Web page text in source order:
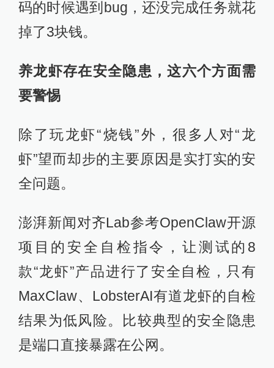
码的时候遇到bug，还没完成任务就花
掉了3块钱。
养龙虾存在安全隐患，这六个方面需
要警惕
除了玩龙虾“烧钱”外，很多人对“龙
虾”望而却步的主要原因是实打实的安
全问题。
澎湃新闻对齐Lab参考OpenClaw开源
项目的安全自检指令，让测试的8
款“龙虾”产品进行了安全自检，只有
MaxClaw、LobsterAI有道龙虾的自检
结果为低风险。比较典型的安全隐患
是端口直接暴露在公网。